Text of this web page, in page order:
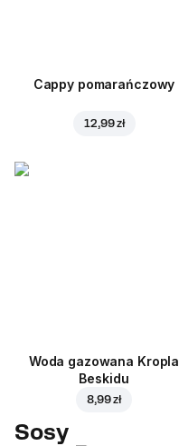
Cappy pomarańczowy
12,99 zł
Woda gazowana Kropla
Beskidu
8,99 zł
Sosy